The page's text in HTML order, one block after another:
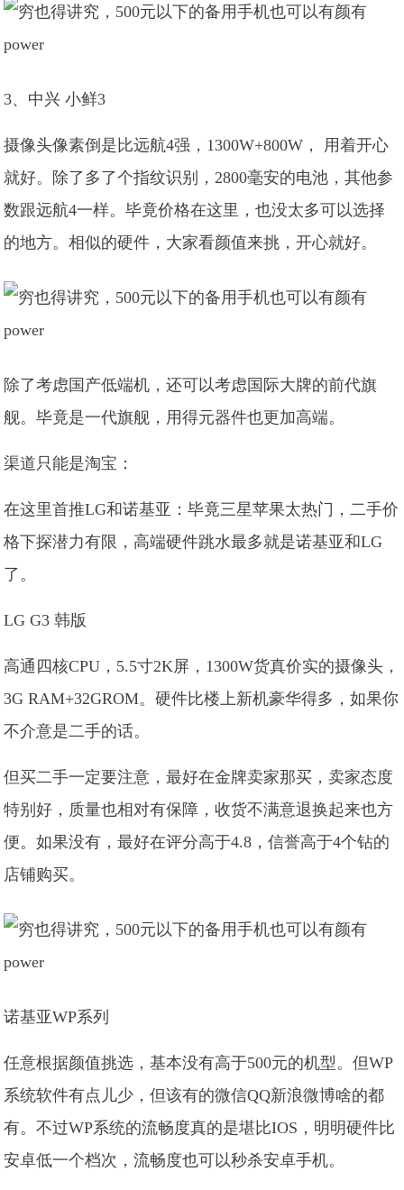
3、中兴 小鲜3
摄像头像素倒是比远航4强，1300W+800W， 用着开心
就好。除了多了个指纹识别，2800毫安的电池，其他参
数跟远航4一样。毕竟价格在这里，也没太多可以选择
的地方。相似的硬件，大家看颜值来挑，开心就好。
除了考虑国产低端机，还可以考虑国际大牌的前代旗
舰。毕竟是一代旗舰，用得元器件也更加高端。
渠道只能是淘宝：
在这里首推LG和诺基亚：毕竟三星苹果太热门，二手价
格下探潜力有限，高端硬件跳水最多就是诺基亚和LG
了。
LG G3 韩版
高通四核CPU，5.5寸2K屏，1300W货真价实的摄像头，
3G RAM+32GROM。硬件比楼上新机豪华得多，如果你
不介意是二手的话。
但买二手一定要注意，最好在金牌卖家那买，卖家态度
特别好，质量也相对有保障，收货不满意退换起来也方
便。如果没有，最好在评分高于4.8，信誉高于4个钻的
店铺购买。
诺基亚WP系列
任意根据颜值挑选，基本没有高于500元的机型。但WP
系统软件有点儿少，但该有的微信QQ新浪微博啥的都
有。不过WP系统的流畅度真的是堪比IOS，明明硬件比
安卓低一个档次，流畅度也可以秒杀安卓手机。